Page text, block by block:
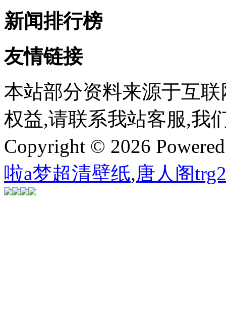
新闻排行榜
友情链接
本站部分资料来源于互
权益,请联系我站客服,我
Copyright © 2026
啦a梦超清壁纸,唐人阁